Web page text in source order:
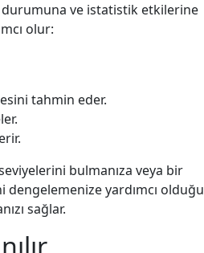
ve istatistik etkilerine
olur:
tahmin eder.
bulmanıza veya bir
yardımcı olduğu
sağlar.